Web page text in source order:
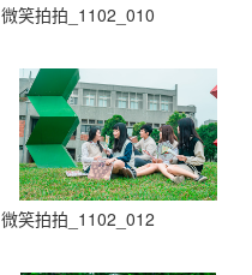
微笑拍拍_1102_010
微笑拍拍_1102_012